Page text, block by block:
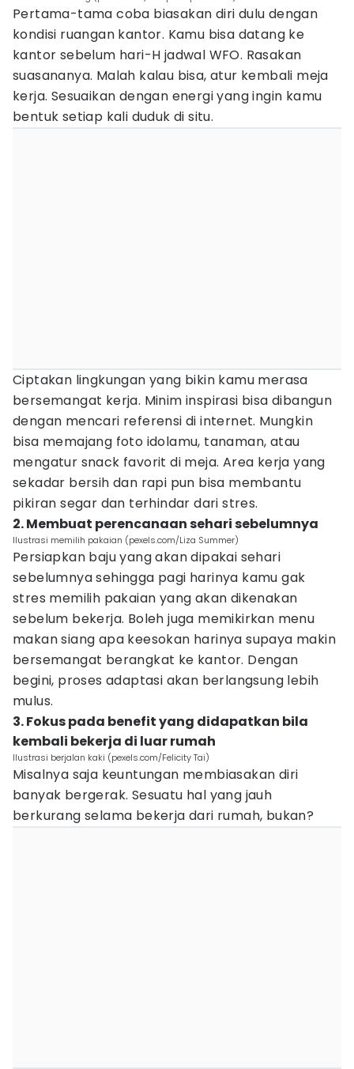
Pertama-tama coba biasakan diri dulu dengan
kondisi ruangan kantor. Kamu bisa datang ke
kantor sebelum hari-H jadwal WFO. Rasakan
suasananya. Malah kalau bisa, atur kembali meja
kerja. Sesuaikan dengan energi yang ingin kamu
bentuk setiap kali duduk di situ.
Ciptakan lingkungan yang bikin kamu merasa
bersemangat kerja. Minim inspirasi bisa dibangun
dengan mencari referensi di internet. Mungkin
bisa memajang foto idolamu, tanaman, atau
mengatur snack favorit di meja. Area kerja yang
sekadar bersih dan rapi pun bisa membantu
pikiran segar dan terhindar dari stres.
2. Membuat perencanaan sehari sebelumnya
Ilustrasi memilih pakaian (pexels.com/Liza Summer)
Persiapkan baju yang akan dipakai sehari
sebelumnya sehingga pagi harinya kamu gak
stres memilih pakaian yang akan dikenakan
sebelum bekerja. Boleh juga memikirkan menu
makan siang apa keesokan harinya supaya makin
bersemangat berangkat ke kantor. Dengan
begini, proses adaptasi akan berlangsung lebih
mulus.
3. Fokus pada benefit yang didapatkan bila
kembali bekerja di luar rumah
Ilustrasi berjalan kaki (pexels.com/Felicity Tai)
Misalnya saja keuntungan membiasakan diri
banyak bergerak. Sesuatu hal yang jauh
berkurang selama bekerja dari rumah, bukan?